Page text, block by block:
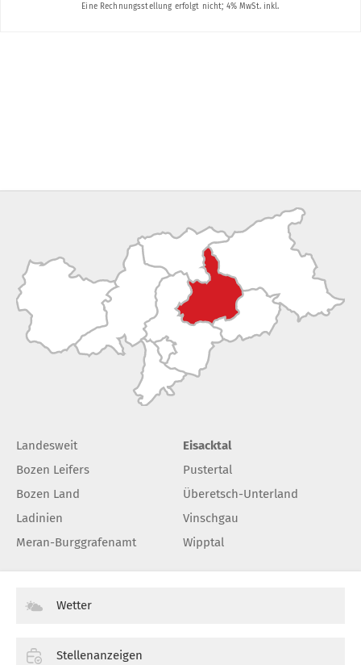
Landesweit
Bozen Leifers
Bozen Land
Ladinien
Meran-Burggrafenamt
Eisacktal
Pustertal
Überetsch-Unterland
Vinschgau
Wipptal
Wetter
Stellenanzeigen